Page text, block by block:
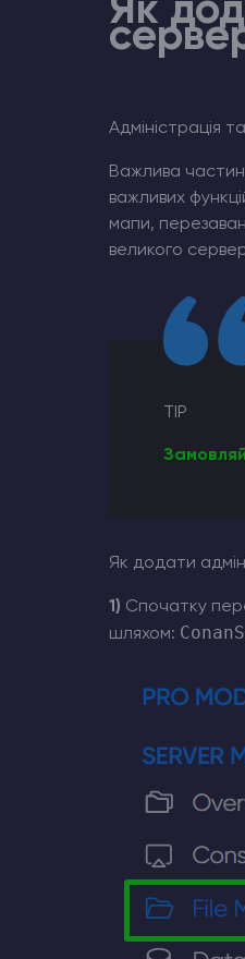
Хостинг Майнкрафт
Counter-Strike 2
Ark Survival Evolved
Як
Адміністрація
Важлива
важливих
мапи,
великого
TIP
Як додати
1) Спочатку
шляхом: